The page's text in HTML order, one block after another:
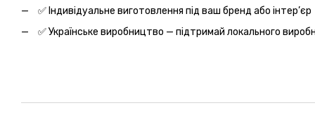
✅ Індивідуальне виготовлення під ваш бренд або інтер’єр
✅ Українське виробництво — підтримай локального